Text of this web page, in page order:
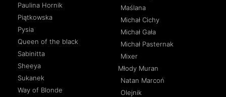
Paulina Hornik
Piątkowska
Pysia
Queen of the black
Sabinitta
Sheeya
Sukanek
Way of Blonde
Maślana
Michał Cichy
Michał Gała
Michał Pasternak
Mixer
Młody Muran
Natan Marcoń
Olejnik